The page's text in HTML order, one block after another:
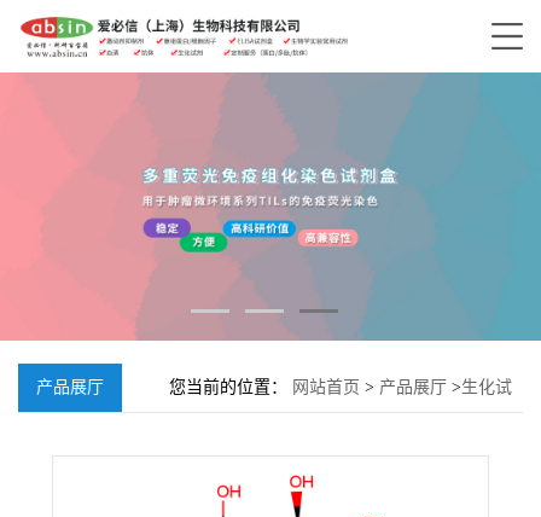
产品展厅 您当前的位置： 网站首页 > 产品展厅 >生化试